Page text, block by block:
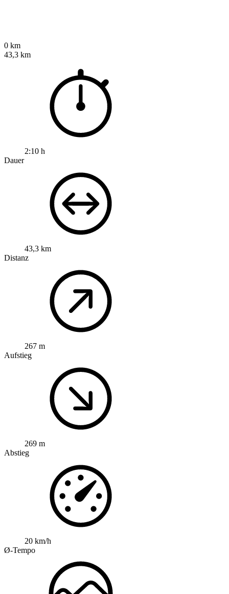
0 km
43,3 km
2:10 h
Dauer
43,3 km
Distanz
267 m
Aufstieg
269 m
Abstieg
20 km/h
Ø-Tempo